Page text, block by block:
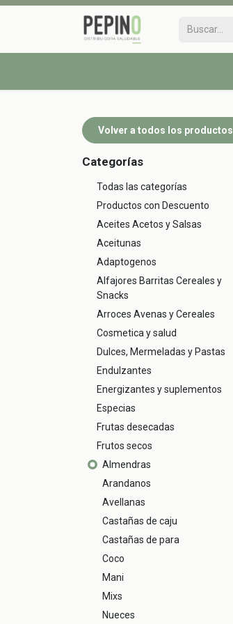
Volver a todos los productos
Categorías
Todas las categorías
Productos con Descuento
Aceites Acetos y Salsas
Aceitunas
Adaptogenos
Alfajores Barritas Cereales y
Snacks
Arroces Avenas y Cereales
Cosmetica y salud
Dulces, Mermeladas y Pastas
Endulzantes
Energizantes y suplementos
Especias
Frutas desecadas
Frutos secos
Almendras
Arandanos
Avellanas
Castañas de caju
Castañas de para
Coco
Mani
Mixs
Nueces